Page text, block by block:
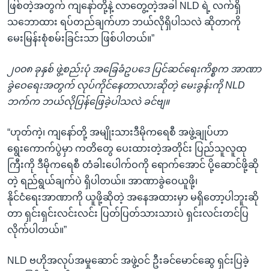
ဖြစ်တဲ့အတွက် ကျနော်တို့နဲ့ လာတွေ့တဲ့အခါ NLD ရဲ့ လက်ရှိ
သဘောထား ရပ်တည်ချက်ဟာ ဘယ်လိုရှိပါသလဲ ဆိုတာကို
မေးမြန်းစုံစမ်းခြင်းသာ ဖြစ်ပါတယ်။”
၂၀၀၈ ခုနှစ် ဖွဲ့စည်းပုံ အခြေခံဥပဒေ ပြင်ဆင်ရေးကိစ္စက အာဏာ
ခွဲဝေရေးအတွက် လုပ်ကိုင်နေတာလားဆိုတဲ့ မေးခွန်းကို NLD
ဘက်က ဘယ်လိုပြန်ဖြေခဲ့ပါသလဲ ခင်ဗျ။
“ဟုတ်ကဲ့၊ ကျနော်တို့ အမျိုးသားဒီမိုကရေစီ အဖွဲ့ချုပ်ဟာ
ရွေးကောက်ပွဲမှာ ကတိတွေ ပေးထားတဲ့အတိုင်း ပြည်သူလူထု
ကြီးကို ဒီမိုကရေစီ တံခါးပေါက်ဝကို ရောက်အောင် ပို့ဆောင်ဖို့ဆို
တဲ့ ရည်ရွယ်ချက်ပဲ ရှိပါတယ်။ အာဏာခွဲဝေယူဖို့၊
နိုင်ငံရေးအာဏာကို ယူဖို့ဆိုတဲ့ အနေအထားမှာ မရှိတော့ပါဘူးဆို
တာ ရှင်းရှင်းလင်းလင်း ပြတ်ပြတ်သားသားပဲ ရှင်းလင်းတင်ပြ
လိုက်ပါတယ်။”
NLD ဗဟိုအလုပ်အမှုဆောင် အဖွဲ့ဝင် ဦးခင်မောင်ဆွေ ရှင်းပြခဲ့